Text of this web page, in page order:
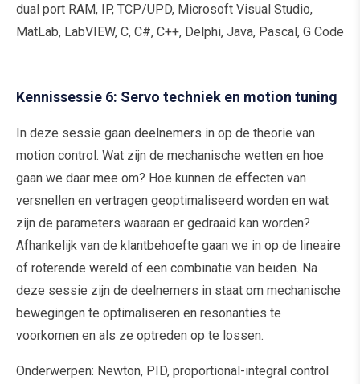
dual port RAM, IP, TCP/UPD, Microsoft Visual Studio,
MatLab, LabVIEW, C, C#, C++, Delphi, Java, Pascal, G Code
Kennissessie 6: Servo techniek en motion tuning
In deze sessie gaan deelnemers in op de theorie van
motion control. Wat zijn de mechanische wetten en hoe
gaan we daar mee om? Hoe kunnen de effecten van
versnellen en vertragen geoptimaliseerd worden en wat
zijn de parameters waaraan er gedraaid kan worden?
Afhankelijk van de klantbehoefte gaan we in op de lineaire
of roterende wereld of een combinatie van beiden. Na
deze sessie zijn de deelnemers in staat om mechanische
bewegingen te optimaliseren en resonanties te
voorkomen en als ze optreden op te lossen.
Onderwerpen: Newton, PID, proportional-integral control